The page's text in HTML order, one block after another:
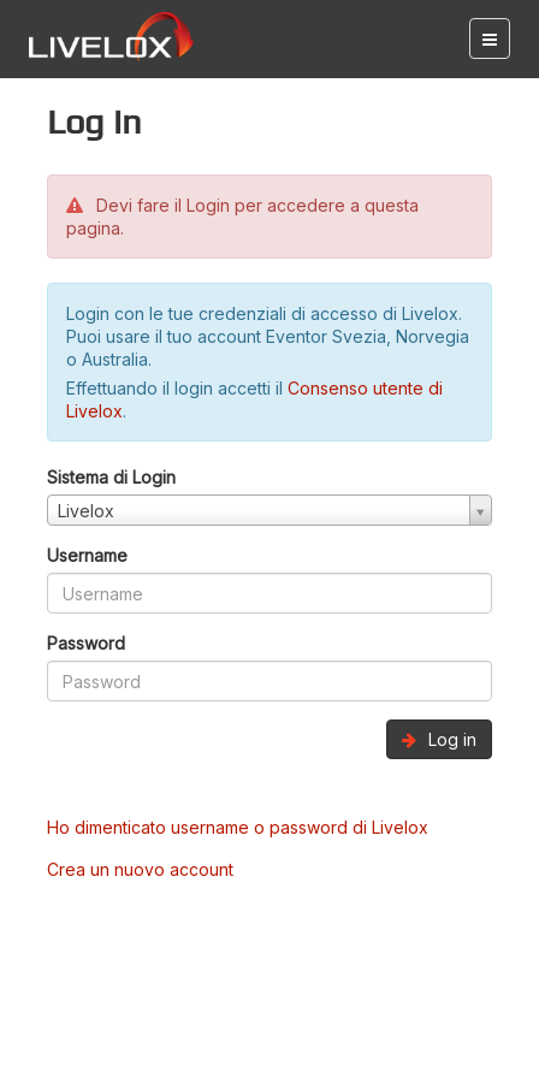
Log in
Devi fare il Login per accedere a questa
pagina.
Login con le tue credenziali di accesso di Livelox.
Puoi usare il tuo account Eventor Svezia, Norvegia
o Australia.
Effettuando il login accetti il Consenso utente di
Livelox.
Sistema di Login
Livelox
Username
Password
Log in
Ho dimenticato username o password di Livelox
Crea un nuovo account